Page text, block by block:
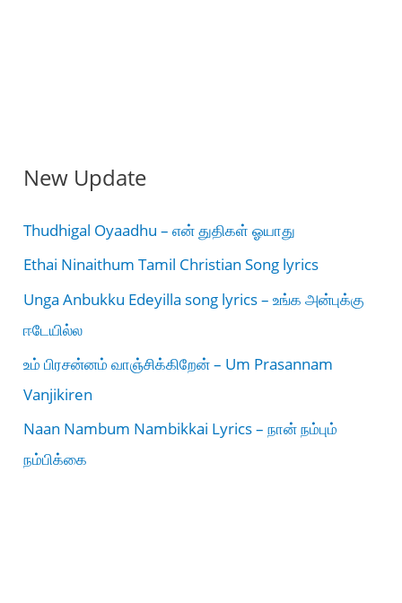
New Update
Thudhigal Oyaadhu – என் துதிகள் ஓயாது
Ethai Ninaithum Tamil Christian Song lyrics
Unga Anbukku Edeyilla song lyrics – உங்க அன்புக்கு
ஈடேயில்ல
உம் பிரசன்னம் வாஞ்சிக்கிறேன் – Um Prasannam
Vanjikiren
Naan Nambum Nambikkai Lyrics – நான் நம்பும்
நம்பிக்கை